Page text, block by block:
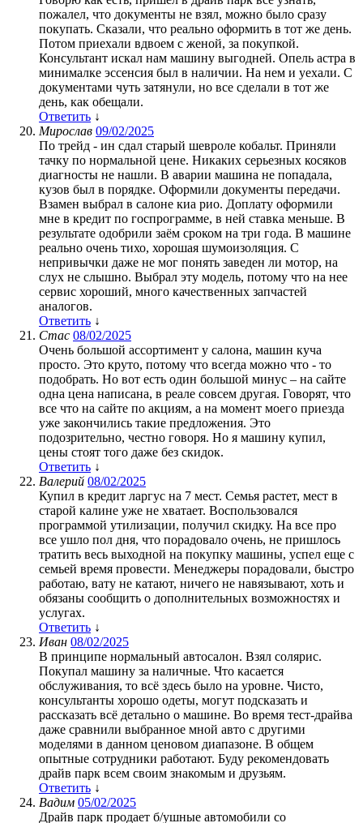
пожалел, что документы не взял, можно было сразу
покупать. Сказали, что реально оформить в тот же день.
Потом приехали вдвоем с женой, за покупкой.
Консультант искал нам машину выгодней. Опель астра в
минималке эссенсия был в наличии. На нем и уехали. С
документами чуть затянули, но все сделали в тот же
день, как обещали.
Ответить ↓
Мирослав 09/02/2025
По трейд - ин сдал старый шевроле кобальт. Приняли
тачку по нормальной цене. Никаких серьезных косяков
диагносты не нашли. В аварии машина не попадала,
кузов был в порядке. Оформили документы передачи.
Взамен выбрал в салоне киа рио. Доплату оформили
мне в кредит по госпрограмме, в ней ставка меньше. В
результате одобрили заём сроком на три года. В машине
реально очень тихо, хорошая шумоизоляция. С
непривычки даже не мог понять заведен ли мотор, на
слух не слышно. Выбрал эту модель, потому что на нее
сервис хороший, много качественных запчастей
аналогов.
Ответить ↓
Стас 08/02/2025
Очень большой ассортимент у салона, машин куча
просто. Это круто, потому что всегда можно что - то
подобрать. Но вот есть один большой минус – на сайте
одна цена написана, в реале совсем другая. Говорят, что
все что на сайте по акциям, а на момент моего приезда
уже закончились такие предложения. Это
подозрительно, честно говоря. Но я машину купил,
цены стоят того даже без скидок.
Ответить ↓
Валерий 08/02/2025
Купил в кредит ларгус на 7 мест. Семья растет, мест в
старой калине уже не хватает. Воспользовался
программой утилизации, получил скидку. На все про
все ушло пол дня, что порадовало очень, не пришлось
тратить весь выходной на покупку машины, успел еще с
семьей время провести. Менеджеры порадовали, быстро
работаю, вату не катают, ничего не навязывают, хоть и
обязаны сообщить о дополнительных возможностях и
услугах.
Ответить ↓
Иван 08/02/2025
В принципе нормальный автосалон. Взял солярис.
Покупал машину за наличные. Что касается
обслуживания, то всё здесь было на уровне. Чисто,
консультанты хорошо одеты, могут подсказать и
рассказать всё детально о машине. Во время тест-драйва
даже сравнили выбранное мной авто с другими
моделями в данном ценовом диапазоне. В общем
опытные сотрудники работают. Буду рекомендовать
драйв парк всем своим знакомым и друзьям.
Ответить ↓
Вадим 05/02/2025
Драйв парк продает б/ушные автомобили со